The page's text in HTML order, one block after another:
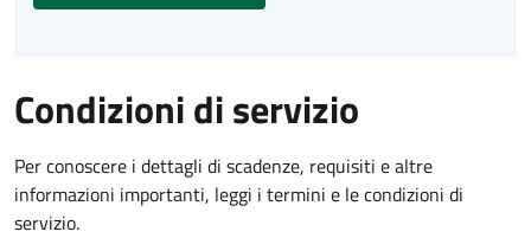
Condizioni di servizio
Per conoscere i dettagli di scadenze, requisiti e altre
informazioni importanti, leggi i termini e le condizioni di
servizio.